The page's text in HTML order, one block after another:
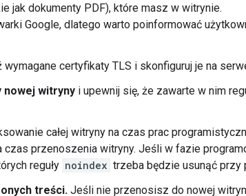
jak dokumenty PDF), które masz w witrynie.
Google, dlatego warto poinformować
wymagane certyfikaty TLS i skonfiguruj je na
nowej witryny i upewnij się, że zawarte w nim
całej witryny na czas prac
czas przenoszenia witryny. Jeśli w fazie
reguły noindex trzeba będzie usunąć przy
treści. Jeśli nie przenosisz do nowej